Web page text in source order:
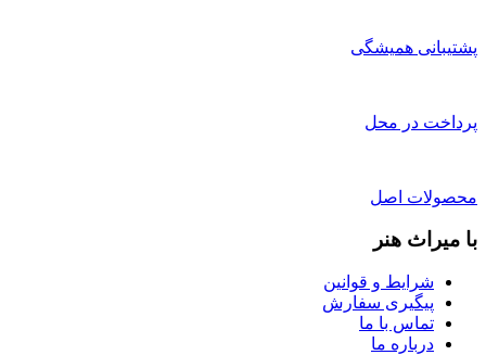
پشتیبانی همیشگی
پرداخت در محل
محصولات اصل
با میراث هنر
شرایط و قوانین
پیگیری سفارش
تماس با ما
درباره ما